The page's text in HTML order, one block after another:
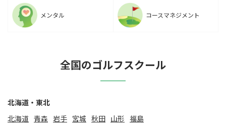
メンタル コースマネジメント
全国のゴルフスクール
北海道・東北
北海道 ⻘森 岩手 宮城 秋田 山形 福島